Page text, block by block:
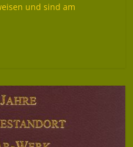
und sind am